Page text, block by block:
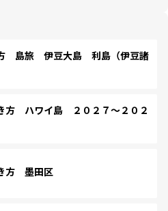
島旅 伊豆大島 利島（伊豆諸
方 ハワイ島 ２０２７～２０２
方 墨田区